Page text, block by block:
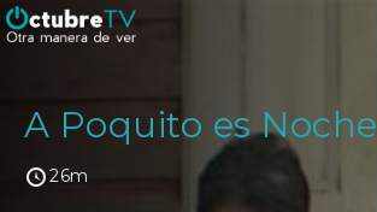
A Poquito es Noche
26m